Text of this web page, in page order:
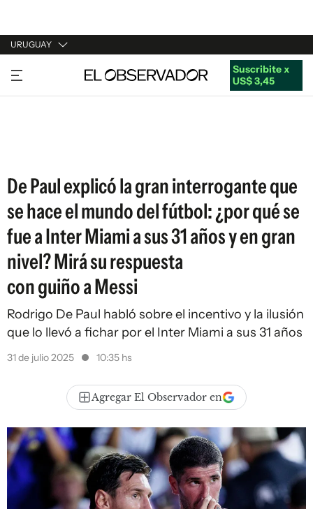
URUGUAY
URUGUAY
ARGENTINA
Suscribite x
US$ 3,45
De Paul explicó la gran interrogante que
se hace el mundo del fútbol: ¿por qué se
fue a Inter Miami a sus 31 años y en gran
nivel? Mirá su respuesta
con guiño a Messi
Rodrigo De Paul habló sobre el incentivo y la ilusión
que lo llevó a fichar por el Inter Miami a sus 31 años
31 de julio 2025 10:35 hs
Agregar El Observador en